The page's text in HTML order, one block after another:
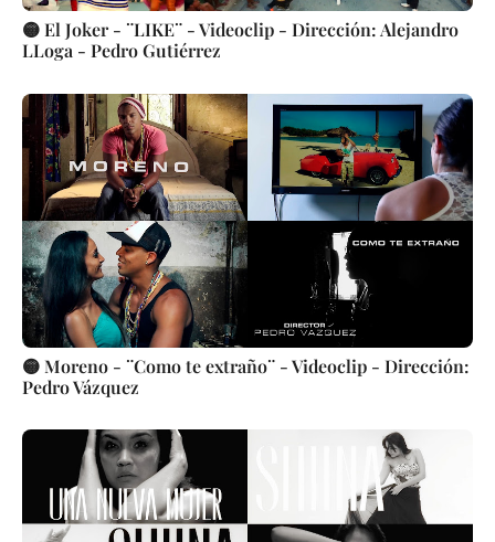
🟡 El Joker - ¨LIKE¨ - Videoclip - Dirección: Alejandro
LLoga - Pedro Gutiérrez
🟡 Moreno - ¨Como te extraño¨ - Videoclip - Dirección:
Pedro Vázquez